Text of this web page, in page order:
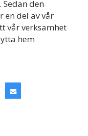
den
en del av vår
vår verksamhet
hem